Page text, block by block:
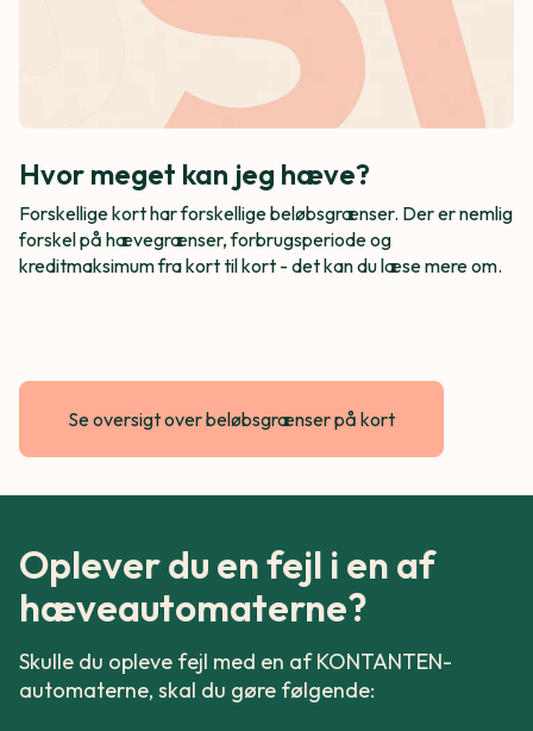
Hvor meget kan jeg hæve?
Forskellige kort har forskellige beløbsgrænser. Der er nemlig
forskel på hævegrænser, forbrugsperiode og
kreditmaksimum fra kort til kort - det kan du læse mere om.
Se oversigt over beløbsgrænser på kort
Oplever du en fejl i en af
hæveautomaterne?
Skulle du opleve fejl med en af KONTANTEN-
automaterne, skal du gøre følgende: